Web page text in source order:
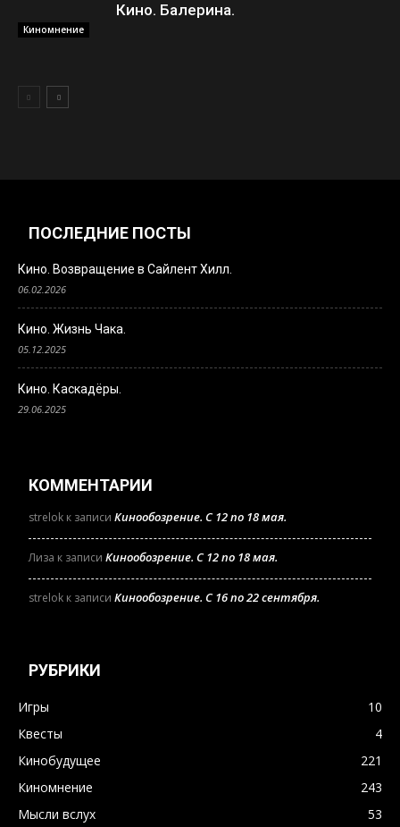
Киномнение
Кино. Балерина.
ПОСЛЕДНИЕ ПОСТЫ
Кино. Возвращение в Сайлент Хилл.
06.02.2026
Кино. Жизнь Чака.
05.12.2025
Кино. Каскадёры.
29.06.2025
КОММЕНТАРИИ
strelok к записи Кинообозрение. С 12 по 18 мая.
Лиза к записи Кинообозрение. С 12 по 18 мая.
strelok к записи Кинообозрение. С 16 по 22 сентября.
РУБРИКИ
Игры
10
Квесты
4
Кинобудущее
221
Киномнение
243
Мысли вслух
53